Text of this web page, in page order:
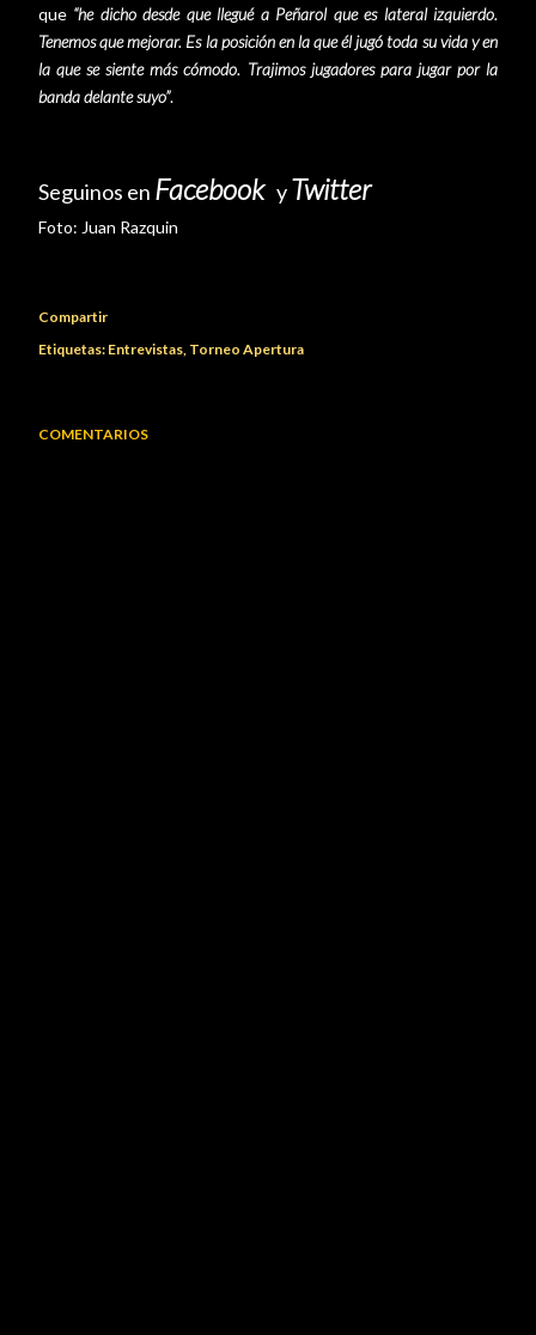
que “he dicho desde que llegué a Peñarol que es lateral izquierdo.
Tenemos que mejorar. Es la posición en la que él jugó toda su vida y en
la que se siente más cómodo. Trajimos jugadores para jugar por la
banda delante suyo”.
Seguinos en Facebook yTwitter
Foto: Juan Razquin
Compartir
Etiquetas: Entrevistas Torneo Apertura
COMENTARIOS